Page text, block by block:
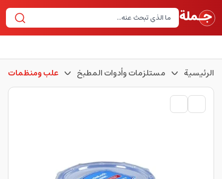
الرئيسية مستلزمات وأدوات المطبخ علب ومنظمات